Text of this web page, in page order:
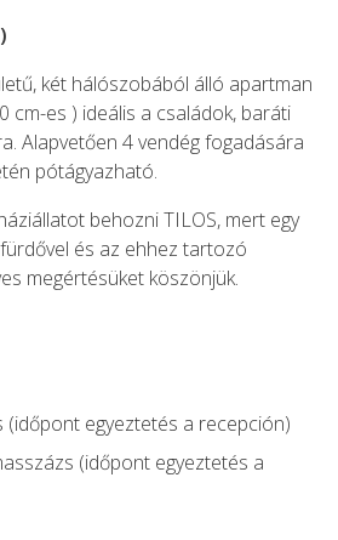
két hálószobából álló apartman
cm-es ) ideális a családok, baráti
Alapvetően 4 vendég fogadására
pótágyazható.
behozni TILOS, mert egy
és az ehhez tartozó
megértésüket köszönjük.
(időpont egyeztetés a recepción)
(időpont egyeztetés a